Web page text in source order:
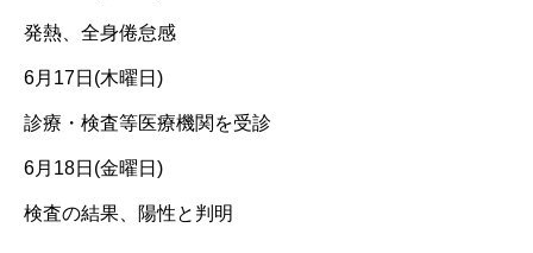
発熱、全身倦怠感
6月17日(木曜日)
診療・検査等医療機関を受診
6月18日(金曜日)
検査の結果、陽性と判明